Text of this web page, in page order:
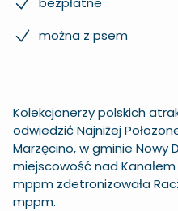
można z psem
Kolekcjonerzy polskich
odwiedzić Najniżej
Marzęcino, w gminie Nowy
miejscowość nad
mppm zdetronizowała
mppm.